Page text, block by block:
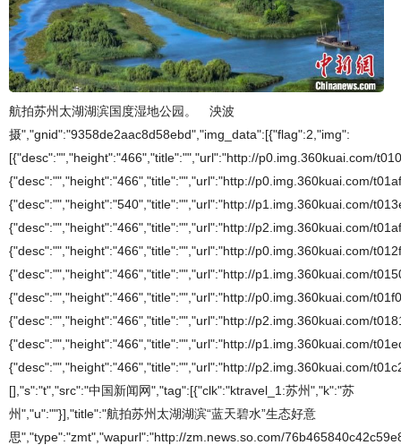
航拍苏州太湖湖滨国度湿地公园。 泱波
摄","gnid":"9358de2aac8d58ebd","img_data":[{"flag":2,"img":
[{"desc":"","height":"466","title":"","url":"http://p0.img.360kuai.com/
{"desc":"","height":"466","title":"","url":"http://p0.img.360kuai.com/
{"desc":"","height":"540","title":"","url":"http://p1.img.360kuai.com/
{"desc":"","height":"466","title":"","url":"http://p2.img.360kuai.com/
{"desc":"","height":"466","title":"","url":"http://p0.img.360kuai.com/
{"desc":"","height":"466","title":"","url":"http://p1.img.360kuai.com/
{"desc":"","height":"466","title":"","url":"http://p0.img.360kuai.com/
{"desc":"","height":"466","title":"","url":"http://p2.img.360kuai.com/
{"desc":"","height":"466","title":"","url":"http://p1.img.360kuai.com/
{"desc":"","height":"466","title":"","url":"http://p2.img.360kuai.com/
[],"s":"t","src":"中国新闻网","tag":[{"clk":"ktravel_1:苏州","k":"苏
州","u":""}],"title":"航拍苏州太湖湖滨“蓝天碧水”生态好意
思","type":"zmt","wapurl":"http://zm.news.so.com/